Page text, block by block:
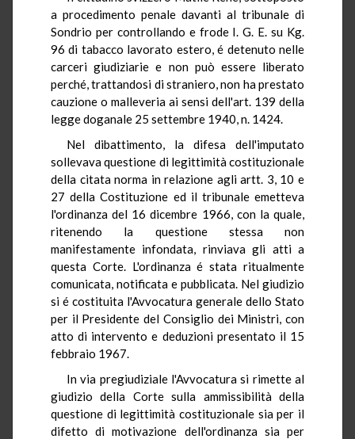
a procedimento penale davanti al tribunale di
Sondrio per controllando e frode I. G. E. su Kg.
96 di tabacco lavorato estero, é detenuto nelle
carceri giudiziarie e non può essere liberato
perché, trattandosi di straniero, non ha prestato
cauzione o malleveria ai sensi dell'art. 139 della
legge doganale 25 settembre 1940, n. 1424.
Nel dibattimento, la difesa dell'imputato
sollevava questione di legittimità costituzionale
della citata norma in relazione agli artt. 3, 10 e
27 della Costituzione ed il tribunale emetteva
l'ordinanza del 16 dicembre 1966, con la quale,
ritenendo la questione stessa non
manifestamente infondata, rinviava gli atti a
questa Corte. L'ordinanza é stata ritualmente
comunicata, notificata e pubblicata. Nel giudizio
si é costituita l'Avvocatura generale dello Stato
per il Presidente del Consiglio dei Ministri, con
atto di intervento e deduzioni presentato il 15
febbraio 1967.
In via pregiudiziale l'Avvocatura si rimette al
giudizio della Corte sulla ammissibilità della
questione di legittimità costituzionale sia per il
difetto di motivazione dell'ordinanza sia per